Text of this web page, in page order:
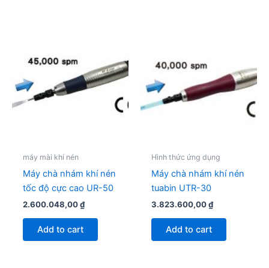
máy mài khí nén
Máy chà nhám khí nén
tốc độ cực cao UR-50
2.600.048,00₫
Add to cart
Hình thức ứng dụng
Máy chà nhám khí nén
tuabin UTR-30
3.823.600,00₫
Add to cart